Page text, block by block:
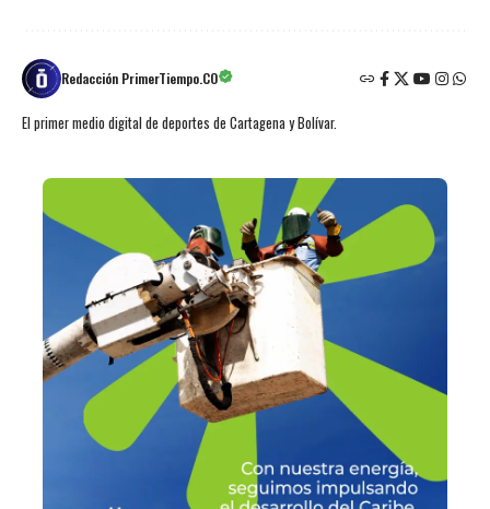
Redacción PrimerTiempo.CO
El primer medio digital de deportes de Cartagena y Bolívar.